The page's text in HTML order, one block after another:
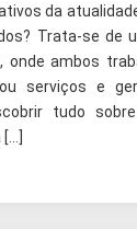
da
Trata-se de
onde ambos
serviços e
tudo
[…]